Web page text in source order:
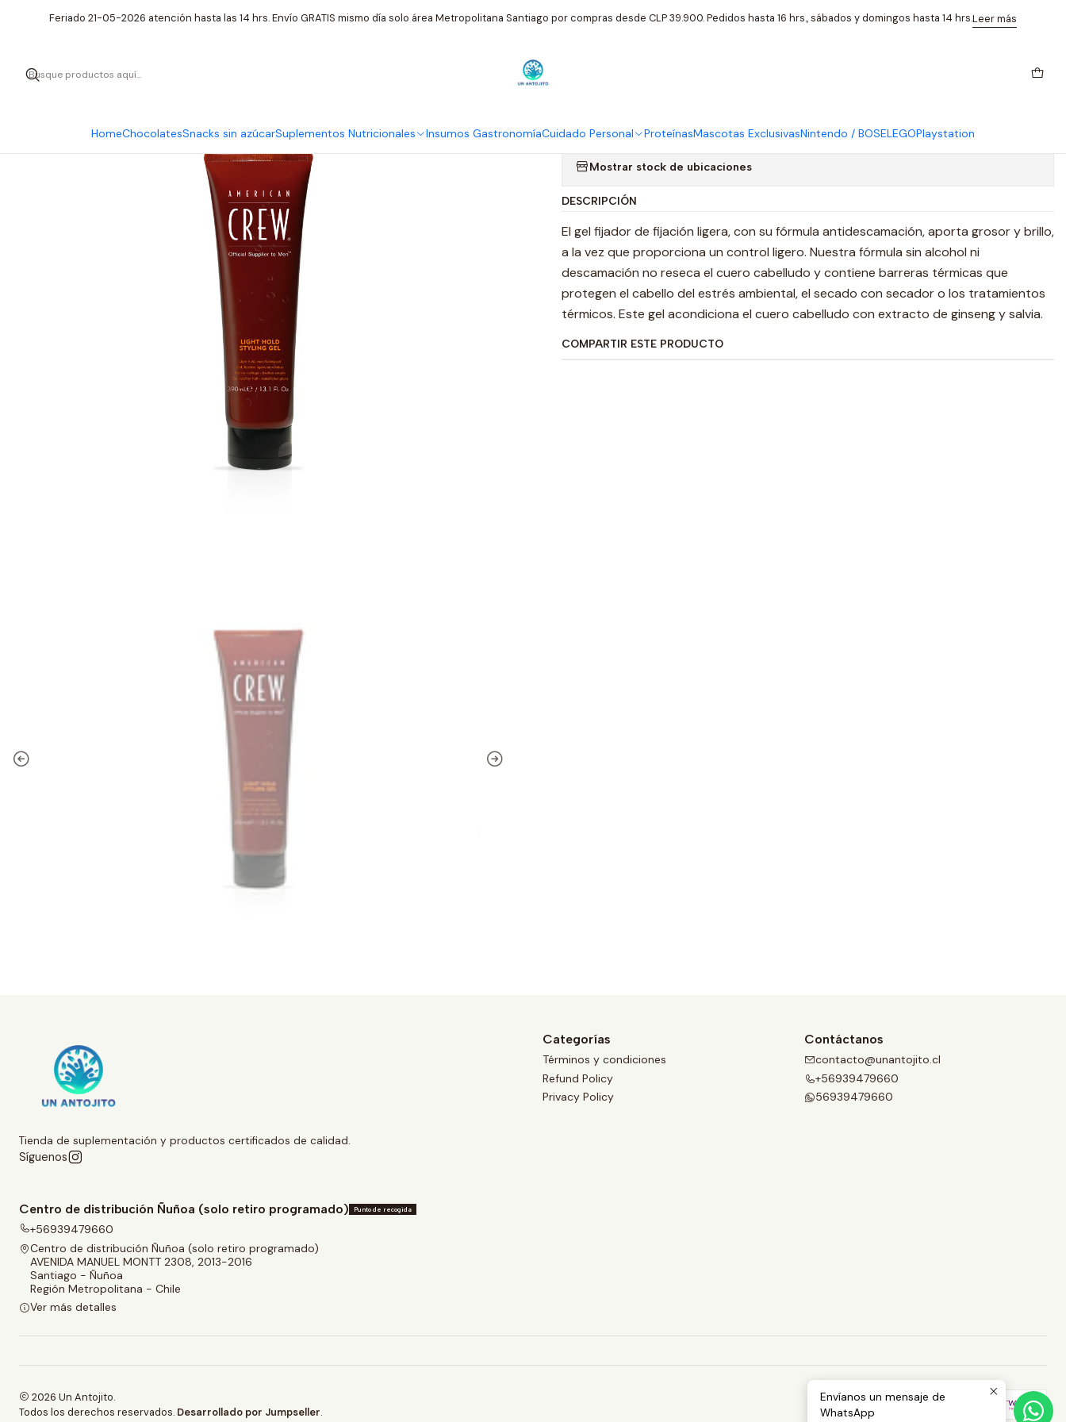
HomeChocolatesSnacks sin azúcarSuplementos Nutricionales Insumos GastronomíaCuidado Personal ProteínasMascotas ExclusivasNintendo / BOSELEGOPlaystation
Feriado 21-05-2026 atención hasta las 14 hrs. Envío GRATIS mismo día solo área Metropolitana Santiago por compras desde CLP 39.900. Pedidos hasta 16 hrs., sábados y domingos hasta 14 hrs.Leer más
Inicio Cuidado Personal American Crew American Crew Light Hold Styling Gel 250 Ml
American Crew Light Hold Styling Gel 250
Mostrar stock de ubicaciones
DESCRIPCIÓN
El gel fijador de fijación ligera, con su fórmula antidescamación, aporta grosor y brillo,
a la vez que proporciona un control ligero. Nuestra fórmula sin alcohol ni
descamación no reseca el cuero cabelludo y contiene barreras térmicas que
protegen el cabello del estrés ambiental, el secado con secador o los tratamientos
térmicos. Este gel acondiciona el cuero cabelludo con extracto de ginseng y salvia.
COMPARTIR ESTE PRODUCTO
Tienda de suplementación y productos certificados de calidad.
Síguenos
Categorías
Términos y condiciones
Refund Policy
Privacy Policy
Contáctanos
contacto@unantojito.cl
+56939479660
56939479660
Centro de distribución Ñuñoa (solo retiro programado) Punto de recogida
+56939479660
Centro de distribución Ñuñoa (solo retiro programado)
AVENIDA MANUEL MONTT 2308, 2013-2016
Santiago - Ñuñoa
Región Metropolitana - Chile
Ver más detalles
2026 Un Antojito.
Todos los derechos reservados. Desarrollado por Jumpseller.
Envíanos un mensaje de
WhatsApp